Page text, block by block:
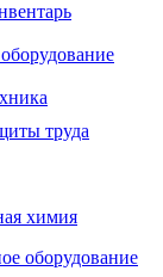
труда
химия
оборудование